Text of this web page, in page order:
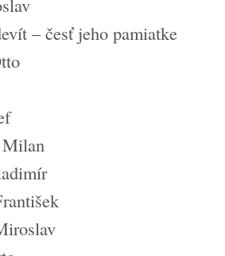
– česť jeho pamiatke